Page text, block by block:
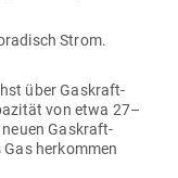
Strom.
über Gas­kraft­
von etwa 27–
neuen Gas­kraft­
her­kommen